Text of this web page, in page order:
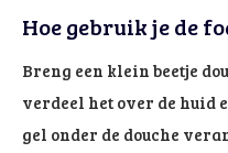
Hoe gebruik je de
Breng een klein beetje
verdeel het over de huid
gel onder de douche